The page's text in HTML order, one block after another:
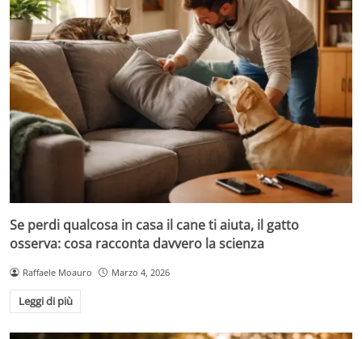
Se perdi qualcosa in casa il cane ti aiuta, il gatto
osserva: cosa racconta davvero la scienza
Raffaele Moauro Marzo 4, 2026
Leggi di più